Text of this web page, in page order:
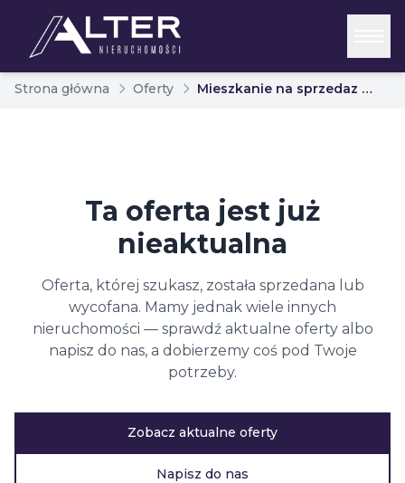
Strona główna Oferty Mieszkanie na sprzedaz biaystok bacieczki 6886484
Ta oferta jest już
nieaktualna
Oferta, której szukasz, została sprzedana lub
wycofana. Mamy jednak wiele innych
nieruchomości — sprawdź aktualne oferty albo
napisz do nas, a dobierzemy coś pod Twoje
potrzeby.
Zobacz aktualne oferty
Napisz do nas